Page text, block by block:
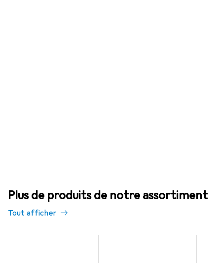
Plus de produits de notre assortiment
Tout afficher